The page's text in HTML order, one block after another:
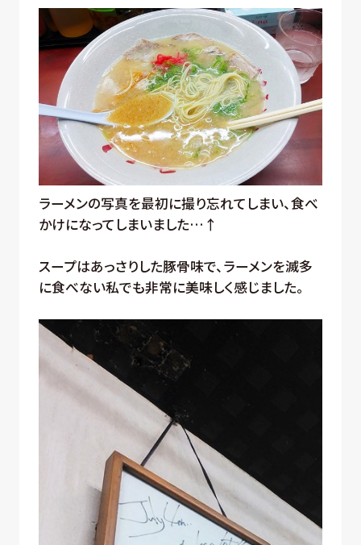
ラーメンの写真を最初に撮り忘れてしまい、食べ
かけになってしまいました…↑
スープはあっさりした豚骨味で、ラーメンを滅多
に食べない私でも非常に美味しく感じました。